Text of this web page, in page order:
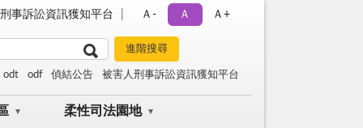
事訴訟資訊獲知平台 Ａ- Ａ Ａ+
odt odf 偵結公告 被害人刑事訴訟資訊獲知平台
柔性司法園地